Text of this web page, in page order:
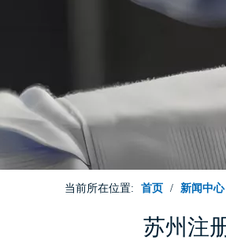
当前所在位置: 首页 / 新闻中心
苏州注